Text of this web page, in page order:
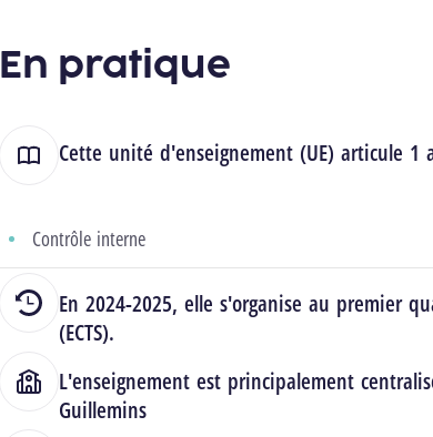
En pratique
Cette unité d'enseignement (UE) articule 1
Contrôle interne
En 2024-2025, elle s'organise au premier
(ECTS).
L'enseignement est principalement
Guillemins